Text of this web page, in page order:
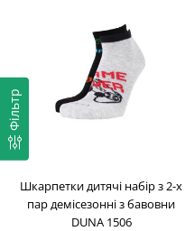
Фільтр
Шкарпетки дитячі набір з 2-х
пар демісезонні з бавовни
DUNA 1506